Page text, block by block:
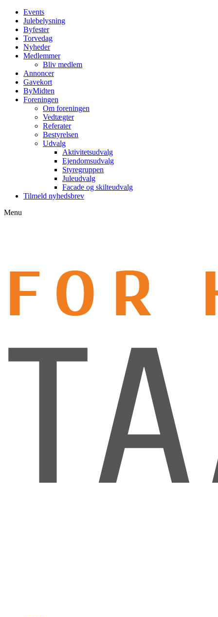
Events
Julebelysning
Byfester
Torvedag
Nyheder
Medlemmer
Bliv medlem
Annoncer
Gavekort
ByMidten
Foreningen
Om foreningen
Vedtægter
Referater
Bestyrelsen
Udvalg
Aktivitetsudvalg
Ejendomsudvalg
Styregruppen
Juleudvalg
Facade og skilteudvalg
Tilmeld nyhedsbrev
Menu